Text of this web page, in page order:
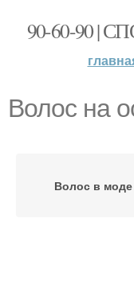
90-60-90 |
Волос на
Волос в моде